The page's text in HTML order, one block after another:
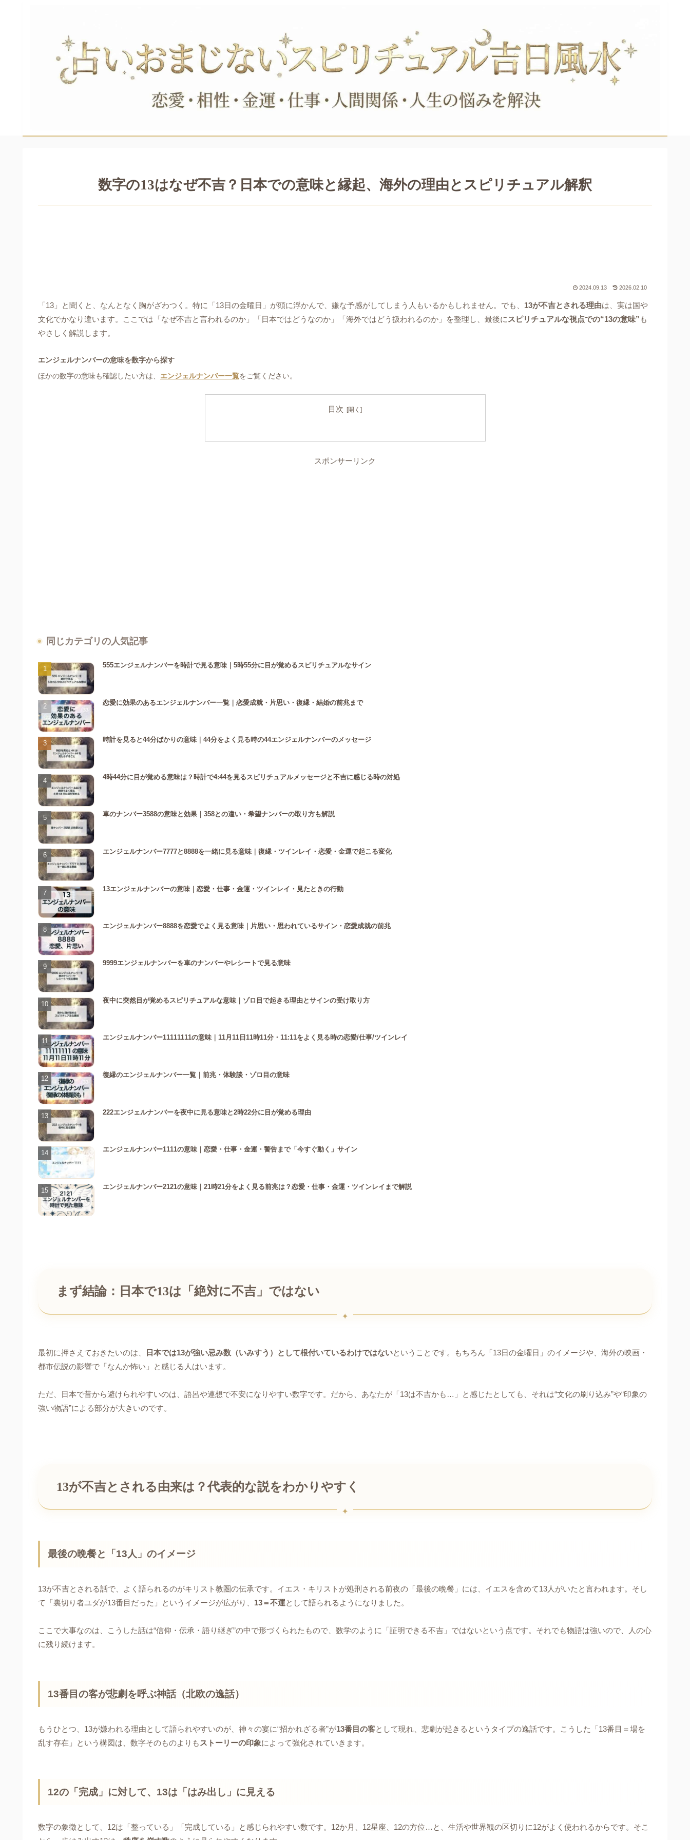
数字の13はなぜ不吉？日本での意味と縁起、海外の理由とスピリチュアル解釈
2024.09.13 2026.02.10
「13」と聞くと、なんとなく胸がざわつく。特に「13日の金曜日」が頭に浮かんで、嫌な予感がしてしまう人もいるかもしれません。でも、 13が不吉とされる理由は、実は国や
文化でかなり違います。ここでは「なぜ不吉と言われるのか」「日本ではどうなのか」「海外ではどう扱われるのか」を整理し、最後に スピリチュアルな視点での“13の意味” も
やさしく解説します。
エンジェルナンバーの意味を数字から探す
ほかの数字の意味も確認したい方は、 エンジェルナンバー一覧をご覧ください。
目次
スポンサーリンク
同じカテゴリの人気記事
555エンジェルナンバーを時計で見る意味｜5時55分に目が覚めるスピリチュアルなサイン
恋愛に効果のあるエンジェルナンバー一覧｜恋愛成就・片思い・復縁・結婚の前兆まで
時計を見ると44分ばかりの意味｜44分をよく見る時の44エンジェルナンバーのメッセージ
4時44分に目が覚める意味は？時計で4:44を見るスピリチュアルメッセージと不吉に感じる時の対処
車のナンバー3588の意味と効果｜358との違い・希望ナンバーの取り方も解説
エンジェルナンバー7777と8888を一緒に見る意味｜復縁・ツインレイ・恋愛・金運で起こる変化
13エンジェルナンバーの意味｜恋愛・仕事・金運・ツインレイ・見たときの行動
エンジェルナンバー8888を恋愛でよく見る意味｜片思い・思われているサイン・恋愛成就の前兆
9999エンジェルナンバーを車のナンバーやレシートで見る意味
夜中に突然目が覚めるスピリチュアルな意味｜ゾロ目で起きる理由とサインの受け取り方
エンジェルナンバー11111111の意味｜11月11日11時11分・11:11をよく見る時の恋愛/仕事/ツインレイ
復縁のエンジェルナンバー一覧｜前兆・体験談・ゾロ目の意味
222エンジェルナンバーを夜中に見る意味と2時22分に目が覚める理由
エンジェルナンバー1111の意味｜恋愛・仕事・金運・警告まで「今すぐ動く」サイン
エンジェルナンバー2121の意味｜21時21分をよく見る前兆は？恋愛・仕事・金運・ツインレイまで解説
まず結論：日本で13は「絶対に不吉」ではない
最初に押さえておきたいのは、 日本では13が強い忌み数（いみすう）として根付いているわけではないということです。もちろん「13日の金曜日」のイメージや、海外の映画・
都市伝説の影響で「なんか怖い」と感じる人はいます。
ただ、日本で昔から避けられやすいのは、語呂や連想で不安になりやすい数字です。だから、あなたが「13は不吉かも…」と感じたとしても、それは“文化の刷り込み”や“印象の
強い物語”による部分が大きいのです。
13が不吉とされる由来は？代表的な説をわかりやすく
最後の晩餐と「13人」のイメージ
13が不吉とされる話で、よく語られるのがキリスト教圏の伝承です。イエス・キリストが処刑される前夜の「最後の晩餐」には、イエスを含めて13人がいたと言われます。そし
て「裏切り者ユダが13番目だった」というイメージが広がり、 13＝不運として語られるようになりました。
ここで大事なのは、こうした話は“信仰・伝承・語り継ぎ”の中で形づくられたもので、数学のように「証明できる不吉」ではないという点です。それでも物語は強いので、人の心
に残り続けます。
13番目の客が悲劇を呼ぶ神話（北欧の逸話）
もうひとつ、13が嫌われる理由として語られやすいのが、神々の宴に“招かれざる者”が13番目の客として現れ、悲劇が起きるというタイプの逸話です。こうした「13番目＝場を
乱す存在」という構図は、数字そのものよりも ストーリーの印象によって強化されていきます。
12の「完成」に対して、13は「はみ出し」に見える
数字の象徴として、12は「整っている」「完成している」と感じられやすい数です。12か月、12星座、12の方位…と、生活や世界観の区切りに12がよく使われるからです。そこ